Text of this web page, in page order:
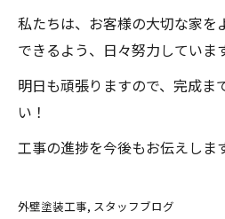
私たちは、お客様の大切な家を
できるよう、日々努力しています
明日も頑張りますので、完成ま
い！
工事の進捗を今後もお伝えしま
外壁塗装工事 スタッフブログ